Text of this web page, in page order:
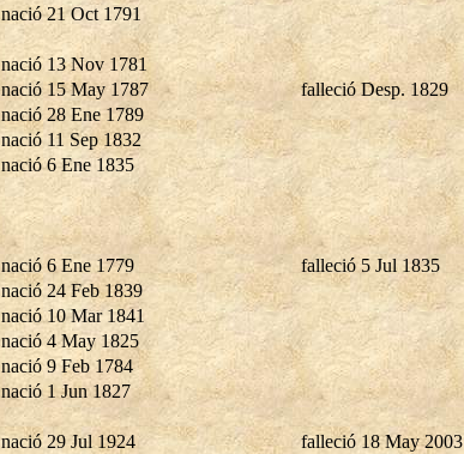
nació 21 Oct 1791
nació 13 Nov 1781
nació 15 May 1787
falleció Desp. 1829
nació 28 Ene 1789
nació 11 Sep 1832
nació 6 Ene 1835
nació 6 Ene 1779
falleció 5 Jul 1835
nació 24 Feb 1839
nació 10 Mar 1841
nació 4 May 1825
nació 9 Feb 1784
nació 1 Jun 1827
nació 29 Jul 1924
falleció 18 May 2003